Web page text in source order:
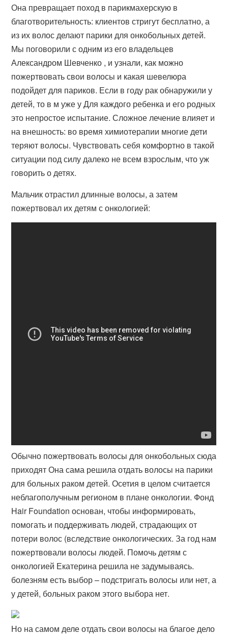
Она превращает поход в парикмахерскую в
благотворительность: клиентов стригут бесплатно, а
из их волос делают парики для онкобольных детей.
Мы поговорили с одним из его владельцев
Александром Шевченко , и узнали, как можно
пожертвовать свои волосы и какая шевелюра
подойдет для париков. Если в году рак обнаружили у
детей, то в м уже у Для каждого ребенка и его родных
это непростое испытание. Сложное лечение влияет и
на внешность: во время химиотерапии многие дети
теряют волосы. Чувствовать себя комфортно в такой
ситуации под силу далеко не всем взрослым, что уж
говорить о детях.
Мальчик отрастил длинные волосы, а затем
пожертвовал их детям с онкологией:
Обычно пожертвовать волосы для онкобольных сюда
приходят Она сама решила отдать волосы на парики
для больных раком детей. Осетия в целом считается
неблагополучным регионом в плане онкологии. Фонд
Hair Foundation основан, чтобы информировать,
помогать и поддерживать людей, страдающих от
потери волос (вследствие онкологических. За год нам
пожертвовали волосы людей. Помочь детям с
онкологией Екатерина решила не задумываясь.
болезням есть выбор – подстригать волосы или нет, а
у детей, больных раком этого выбора нет.
Но на самом деле отдать свои волосы на благое дело